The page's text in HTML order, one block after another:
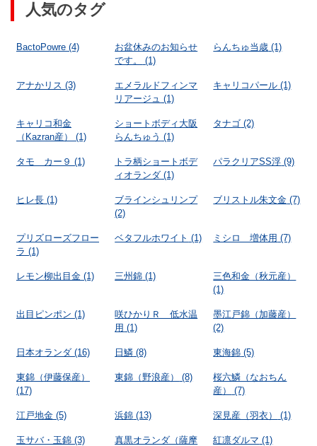
人気のタグ
BactoPowre (4)
お盆休みのお知らせ
です。
(1)
らんちゅ当歳 (1)
アナかリス (3)
エメラルドフィンマ
リアージュ (1)
キャリコパール (1)
キャリコ和金
（Kazran産）
(1)
ショートボディ大阪
らんちゅう (1)
タナゴ (2)
タモ カー９ (1)
トラ柄ショートボデ
ィオランダ (1)
パラクリアSS浮 (9)
ヒレ長 (1)
ブラインシュリンプ
(2)
ブリストル朱文金 (7)
プリズローズフロー
ラ (1)
ベタフルホワイト (1) ミシロ 増体用 (7)
レモン柳出目金 (1) 三州錦 (1)
三色和金（秋元産）
(1)
出目ピンポン (1)
咲ひかりＲ 低水温
用 (1)
墨江戸錦（加藤産）
(2)
日本オランダ (16) 日鱗 (8) 東海錦 (5)
東錦（伊藤保産）
(17)
東錦（野浪産） (8)
桜六鱗（なおちん
産）
(7)
江戸地金 (5) 浜錦 (13) 深見産（羽衣） (1)
玉サバ・玉錦 (3)
真黒オランダ（薩摩
紅凛ダルマ (1)